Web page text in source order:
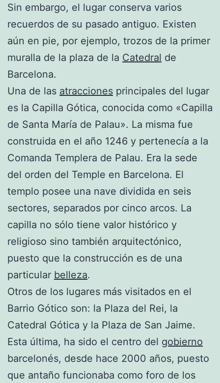
Sin embargo, el lugar conserva varios
recuerdos de su pasado antiguo. Existen
aún en pie, por ejemplo, trozos de la primer
muralla de la plaza de la Catedral de
Barcelona.
Una de las atracciones principales del lugar
es la Capilla Gótica, conocida como «Capilla
de Santa María de Palau». La misma fue
construida en el año 1246 y pertenecía a la
Comanda Templera de Palau. Era la sede
del orden del Temple en Barcelona. El
templo posee una nave dividida en seis
sectores, separados por cinco arcos. La
capilla no sólo tiene valor histórico y
religioso sino también arquitectónico,
puesto que la construcción es de una
particular belleza.
Otros de los lugares más visitados en el
Barrio Gótico son: la Plaza del Rei, la
Catedral Gótica y la Plaza de San Jaime.
Esta última, ha sido el centro del gobierno
barcelonés, desde hace 2000 años, puesto
que antaño funcionaba como foro de los